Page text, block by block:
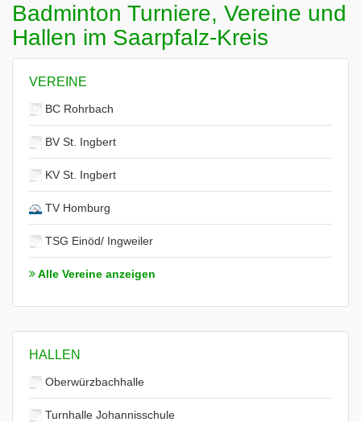
Badminton Turniere, Vereine und
Hallen im Saarpfalz-Kreis
VEREINE
BC Rohrbach
BV St. Ingbert
KV St. Ingbert
TV Homburg
TSG Einöd/ Ingweiler
Alle Vereine anzeigen
HALLEN
Oberwürzbachhalle
Turnhalle Johannisschule